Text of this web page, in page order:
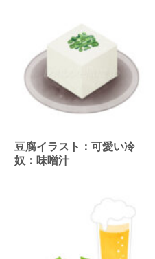
豆腐イラスト：可愛い冷
奴：味噌汁